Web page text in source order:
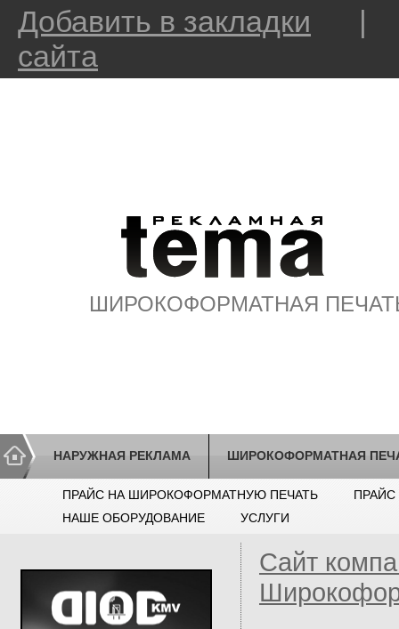
Добавить в закладки
сайта
ШИРОКОФОРМАТНАЯ
НАРУЖНАЯ РЕКЛАМА ШИРОКОФОРМАТНАЯ
ПРАЙС НА ШИРОКОФОРМАТНУЮ ПЕЧАТЬ
НАШЕ ОБОРУДОВАНИЕ
УСЛУГИ
Сайт